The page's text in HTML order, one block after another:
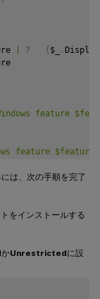
6 Metabase
Server 2022*'
) #IIS 6
# MSMQ HTTP
Support
- IPSecurity
? {$_ .
feature
feature
platform.
は、次の手順を完了
をインストールする
かUnrestrictedに設